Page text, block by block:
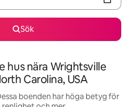
Sök
hus nära Wrightsville
Carolina, USA
boenden har höga betyg för